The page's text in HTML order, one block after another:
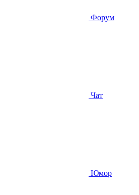
Форум
Чат
Юмор